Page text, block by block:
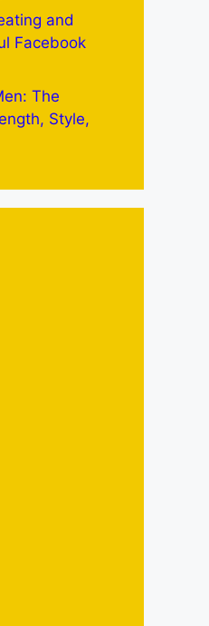
and
Facebook
The
Style,